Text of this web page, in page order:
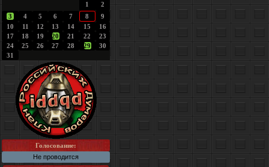
1
2
3
4 5 6 7 8
9
10
11 12 13 14 15
16
17
18 19 20 21 22
23
24
25 26 27 28 29
30
31
Голосование:
Не проводится